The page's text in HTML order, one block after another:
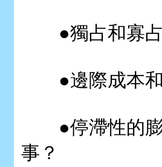
●獨占和寡占
●邊際成本和
●停滯性的膨
事？